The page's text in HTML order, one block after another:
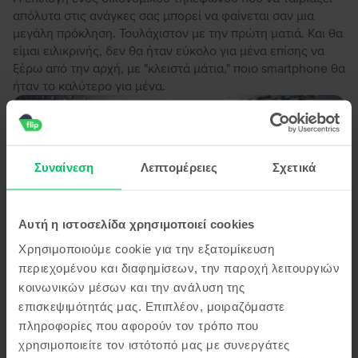
Συναίνεση Λεπτομέρειες Σχετικά
Αυτή η ιστοσελίδα χρησιμοποιεί cookies
Χρησιμοποιούμε cookie για την εξατομίκευση
περιεχομένου και διαφημίσεων, την παροχή λειτουργιών
κοινωνικών μέσων και την ανάλυση της
επισκεψιμότητάς μας. Επιπλέον, μοιραζόμαστε
πληροφορίες που αφορούν τον τρόπο που
χρησιμοποιείτε τον ιστότοπό μας με συνεργάτες
απόλυτα στις ανάγκες σας μπορεί να φαίνεται σαν μια
μεγάλη πρόκληση. Τουλάχιστον με την πρώτη ματιά. Και θα
είμαι ειλικρινής, δεν θα ήταν εύκολο για μένα επίσης να
ξέρω από την αρχή, με "κλειστά μάτια," ποιο smartphone θα
ήταν το καλύτερο για μένα.
KANTO MONOS SOU
Αδιάβροχα τηλέφωνα ( 2024 update)
July 18, 2024
Εξερευνούμε τα καλύτερα ανθεκτικά στο νερό, τη σκόνη